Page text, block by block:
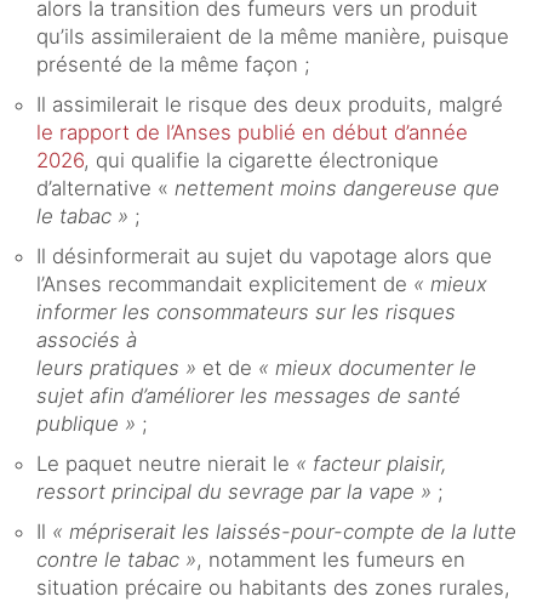
alors la transition des fumeurs vers un produit
qu’ils assimileraient de la même manière, puisque
présenté de la même façon ;
Il assimilerait le risque des deux produits, malgré
le rapport de l’Anses publié en début d’année
2026, qui qualifie la cigarette électronique
d’alternative « nettement moins dangereuse que
le tabac » ;
Il désinformerait au sujet du vapotage alors que
l’Anses recommandait explicitement de « mieux
informer les consommateurs sur les risques
associés à
leurs pratiques » et de « mieux documenter le
sujet afin d’améliorer les messages de santé
publique » ;
Le paquet neutre nierait le « facteur plaisir,
ressort principal du sevrage par la vape » ;
Il « mépriserait les laissés-pour-compte de la lutte
contre le tabac », notamment les fumeurs en
situation précaire ou habitants des zones rurales,